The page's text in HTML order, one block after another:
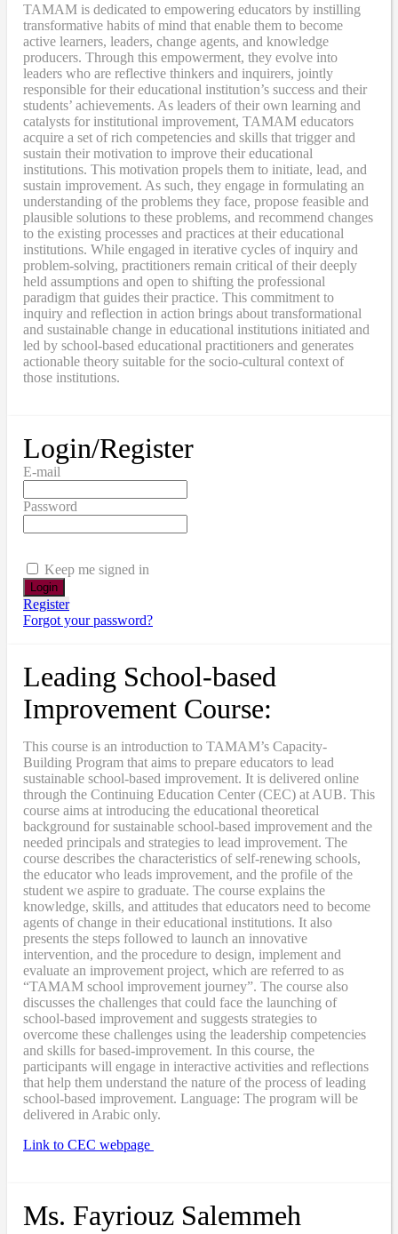
TAMAM is dedicated to empowering educators by instilling
transformative habits of mind that enable them to become
active learners, leaders, change agents, and knowledge
producers. Through this empowerment, they evolve into
leaders who are reflective thinkers and inquirers, jointly
responsible for their educational institution’s success and their
students’ achievements. As leaders of their own learning and
catalysts for institutional improvement, TAMAM educators
acquire a set of rich competencies and skills that trigger and
sustain their motivation to improve their educational
institutions. This motivation propels them to initiate, lead, and
sustain improvement. As such, they engage in formulating an
understanding of the problems they face, propose feasible and
plausible solutions to these problems, and recommend changes
to the existing processes and practices at their educational
institutions. While engaged in iterative cycles of inquiry and
problem-solving, practitioners remain critical of their deeply
held assumptions and open to shifting the professional
paradigm that guides their practice. This commitment to
inquiry and reflection in action brings about transformational
and sustainable change in educational institutions initiated and
led by school-based educational practitioners and generates
actionable theory suitable for the socio-cultural context of
those institutions.
Login/Register
E-mail
Password
Keep me signed in
Register
Forgot your password?
Leading School-based
Improvement Course:
This course is an introduction to TAMAM’s Capacity-
Building Program that aims to prepare educators to lead
sustainable school-based improvement. It is delivered online
through the Continuing Education Center (CEC) at AUB. This
course aims at introducing the educational theoretical
background for sustainable school-based improvement and the
needed principals and strategies to lead improvement. The
course describes the characteristics of self-renewing schools,
the educator who leads improvement, and the profile of the
student we aspire to graduate. The course explains the
knowledge, skills, and attitudes that educators need to become
agents of change in their educational institutions. It also
presents the steps followed to launch an innovative
intervention, and the procedure to design, implement and
evaluate an improvement project, which are referred to as
“TAMAM school improvement journey”. The course also
discusses the challenges that could face the launching of
school-based improvement and suggests strategies to
overcome these challenges using the leadership competencies
and skills for based-improvement. In this course, the
participants will engage in interactive activities and reflections
that help them understand the nature of the process of leading
school-based improvement. Language: The program will be
delivered in Arabic only.
Link to CEC webpage
Ms. Fayriouz Salemmeh